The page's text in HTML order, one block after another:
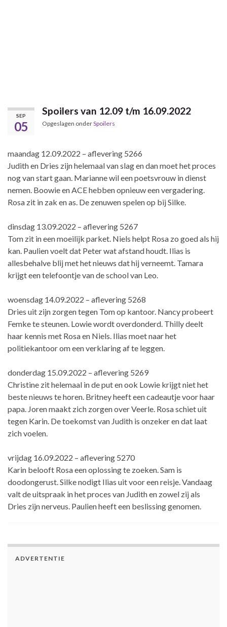
SEP
05
Spoilers van 12.09 t/m 16.09.2022
Opgeslagen onderSpoilers
maandag 12.09.2022 – aflevering 5266
Judith en Dries zijn helemaal van slag en dan moet het proces
nog van start gaan. Marianne wil een poetsvrouw in dienst
nemen. Boowie en ACE hebben opnieuw een vergadering.
Rosa zit in zak en as. De zenuwen spelen op bij Silke.
dinsdag 13.09.2022 – aflevering 5267
Tom zit in een moeilijk parket. Niels helpt Rosa zo goed als hij
kan. Paulien voelt dat Peter wat afstand houdt. Ilias is
allesbehalve blij met het nieuws dat hij verneemt. Tamara
krijgt een telefoontje van de school van Leo.
woensdag 14.09.2022 – aflevering 5268
Dries uit zijn zorgen tegen Tom op kantoor. Nancy probeert
Femke te steunen. Lowie wordt overdonderd. Thilly deelt
haar kennis met Rosa en Niels. Ilias moet naar het
politiekantoor om een verklaring af te leggen.
donderdag 15.09.2022 – aflevering 5269
Christine zit helemaal in de put en ook Lowie krijgt niet het
beste nieuws te horen. Britney heeft een cadeautje voor haar
papa. Joren maakt zich zorgen over Veerle. Rosa schiet uit
tegen Karin. De toekomst van Judith is onzeker en dat laat
zich voelen.
vrijdag 16.09.2022 – aflevering 5270
Karin belooft Rosa een oplossing te zoeken. Sam is
doodongerust. Silke nodigt Ilias uit voor een reisje. Vandaag
valt de uitspraak in het proces van Judith en zowel zij als
Dries zijn nerveus. Paulien heeft een beslissing genomen.
ADVERTENTIE